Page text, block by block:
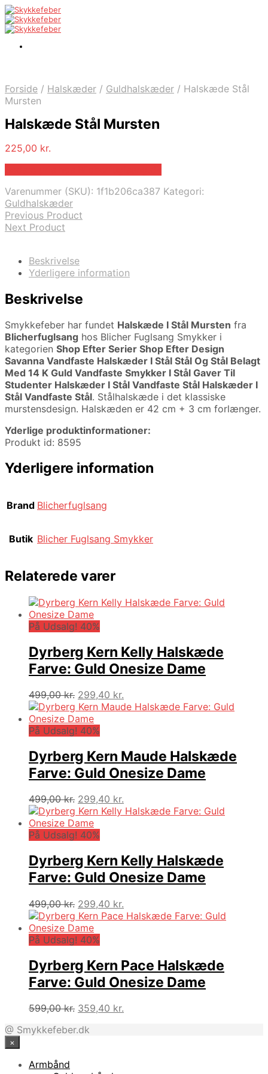
Forside / Halskæder / Guldhalskæder / Halskæde Stål
Mursten
Halskæde Stål Mursten
225,00 kr.
Varenummer (SKU): 1f1b206ca387 Kategori:
Guldhalskæder
Previous Product
Next Product
Beskrivelse
Yderligere information
Beskrivelse
Smykkefeber har fundet Halskæde I Stål Mursten fra
Blicherfuglsang hos Blicher Fuglsang Smykker i
kategorien Shop Efter Serier Shop Efter Design
Savanna Vandfaste Halskæder I Stål Stål Og Stål Belagt
Med 14 K Guld Vandfaste Smykker I Stål Gaver Til
Studenter Halskæder I Stål Vandfaste Stål Halskæder I
Stål Vandfaste Stål. Stålhalskæde i det klassiske
murstensdesign. Halskæden er 42 cm + 3 cm forlænger.
Yderlige produktinformationer:
Produkt id: 8595
Yderligere information
Brand Blicherfuglsang
Butik Blicher Fuglsang Smykker
Relaterede varer
På Udsalg! 40%
Dyrberg Kern Kelly Halskæde
Farve: Guld Onesize Dame
499,00kr. Den
oprindelige
pris
var:
299,40 kr.
aktuelle
På Udsalg! 40%
Dyrberg Kern Maude Halskæde
Farve: Guld Onesize Dame
499,00kr. Den
oprindelige
pris
var:
299,40 kr.
aktuelle
På Udsalg! 40%
Dyrberg Kern Kelly Halskæde
Farve: Guld Onesize Dame
499,00kr. Den
oprindelige
pris
var:
299,40 kr.
aktuelle
På Udsalg! 40%
Dyrberg Kern Pace Halskæde
Farve: Guld Onesize Dame
599,00kr. Den
pris
359,40 kr.
@ Smykkefeber.dk
×
Armbånd